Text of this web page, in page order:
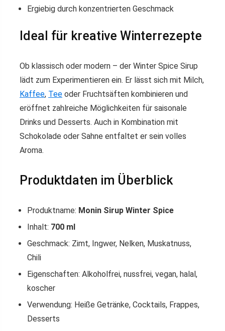
Ergiebig durch konzentrierten Geschmack
Ideal für kreative Winterrezepte
Ob klassisch oder modern – der Winter Spice Sirup
lädt zum Experimentieren ein. Er lässt sich mit Milch,
Kaffee, Tee oder Fruchtsäften kombinieren und
eröffnet zahlreiche Möglichkeiten für saisonale
Drinks und Desserts. Auch in Kombination mit
Schokolade oder Sahne entfaltet er sein volles
Aroma.
Produktdaten im Überblick
Produktname: Monin Sirup Winter Spice
Inhalt: 700 ml
Geschmack: Zimt, Ingwer, Nelken, Muskatnuss,
Chili
Eigenschaften: Alkoholfrei, nussfrei, vegan, halal,
koscher
Verwendung: Heiße Getränke, Cocktails, Frappes,
Desserts